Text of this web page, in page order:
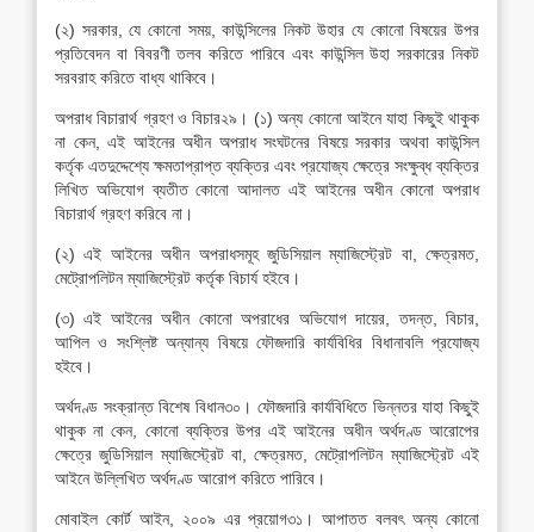
(২) সরকার, যে কোনো সময়, কাউন্সিলের নিকট উহার যে কোনো বিষয়ের উপর
প্রতিবেদন বা বিবরণী তলব করিতে পারিবে এবং কাউন্সিল উহা সরকারের নিকট
সরবরাহ করিতে বাধ্য থাকিবে।
অপরাধ বিচারার্থ গ্রহণ ও বিচার২৯। (১) অন্য কোনো আইনে যাহা কিছুই থাকুক
না কেন, এই আইনের অধীন অপরাধ সংঘটনের বিষয়ে সরকার অথবা কাউন্সিল
কর্তৃক এতদুদ্দেশ্যে ক্ষমতাপ্রাপ্ত ব্যক্তির এবং প্রযোজ্য ক্ষেত্রে সংক্ষুব্ধ ব্যক্তির
লিখিত অভিযোগ ব্যতীত কোনো আদালত এই আইনের অধীন কোনো অপরাধ
বিচারার্থ গ্রহণ করিবে না।
(২) এই আইনের অধীন অপরাধসমূহ জুডিসিয়াল ম্যাজিস্ট্রেট বা, ক্ষেত্রমত,
মেট্রোপলিটন ম্যাজিস্ট্রেট কর্তৃক বিচার্য হইবে।
(৩) এই আইনের অধীন কোনো অপরাধের অভিযোগ দায়ের, তদন্ত, বিচার,
আপিল ও সংশ্লিষ্ট অন্যান্য বিষয়ে ফৌজদারি কার্যবিধির বিধানাবলি প্রযোজ্য
হইবে।
অর্থদণ্ড সংক্রান্ত বিশেষ বিধান৩০। ফৌজদারি কার্যবিধিতে ভিন্নতর যাহা কিছুই
থাকুক না কেন, কোনো ব্যক্তির উপর এই আইনের অধীন অর্থদণ্ড আরোপের
ক্ষেত্রে জুডিসিয়াল ম্যাজিস্ট্রেট বা, ক্ষেত্রমত, মেট্রোপলিটন ম্যাজিস্ট্রেট এই
আইনে উল্লিখিত অর্থদণ্ড আরোপ করিতে পারিবে।
মোবাইল কোর্ট আইন, ২০০৯ এর প্রয়োগ৩১। আপাতত বলবৎ অন্য কোনো